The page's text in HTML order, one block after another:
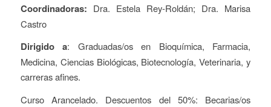
Coordinadoras: Dra. Estela Rey-Roldán; Dra. Marisa
Castro
Dirigido a: Graduadas/os en Bioquímica, Farmacia,
Medicina, Ciencias Biológicas, Biotecnología, Veterinaria, y
carreras afines.
Curso Arancelado. Descuentos del 50%: Becarias/os